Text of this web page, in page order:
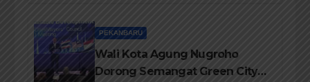
PEKANBARU
Wali Kota Agung Nugroho
Dorong Semangat Green City